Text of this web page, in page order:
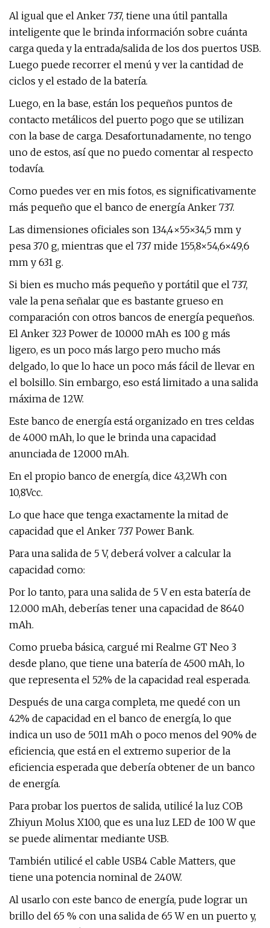
Al igual que el Anker 737, tiene una útil pantalla
inteligente que le brinda información sobre cuánta
carga queda y la entrada/salida de los dos puertos USB.
Luego puede recorrer el menú y ver la cantidad de
ciclos y el estado de la batería.
Luego, en la base, están los pequeños puntos de
contacto metálicos del puerto pogo que se utilizan
con la base de carga. Desafortunadamente, no tengo
uno de estos, así que no puedo comentar al respecto
todavía.
Como puedes ver en mis fotos, es significativamente
más pequeño que el banco de energía Anker 737.
Las dimensiones oficiales son 134,4×55×34,5 mm y
pesa 370 g, mientras que el 737 mide 155,8×54,6×49,6
mm y 631 g.
Si bien es mucho más pequeño y portátil que el 737,
vale la pena señalar que es bastante grueso en
comparación con otros bancos de energía pequeños.
El Anker 323 Power de 10.000 mAh es 100 g más
ligero, es un poco más largo pero mucho más
delgado, lo que lo hace un poco más fácil de llevar en
el bolsillo. Sin embargo, eso está limitado a una salida
máxima de 12W.
Este banco de energía está organizado en tres celdas
de 4000 mAh, lo que le brinda una capacidad
anunciada de 12000 mAh.
En el propio banco de energía, dice 43,2Wh con
10,8Vcc.
Lo que hace que tenga exactamente la mitad de
capacidad que el Anker 737 Power Bank.
Para una salida de 5 V, deberá volver a calcular la
capacidad como:
Por lo tanto, para una salida de 5 V en esta batería de
12.000 mAh, deberías tener una capacidad de 8640
mAh.
Como prueba básica, cargué mi Realme GT Neo 3
desde plano, que tiene una batería de 4500 mAh, lo
que representa el 52% de la capacidad real esperada.
Después de una carga completa, me quedé con un
42% de capacidad en el banco de energía, lo que
indica un uso de 5011 mAh o poco menos del 90% de
eficiencia, que está en el extremo superior de la
eficiencia esperada que debería obtener de un banco
de energía.
Para probar los puertos de salida, utilicé la luz COB
Zhiyun Molus X100, que es una luz LED de 100 W que
se puede alimentar mediante USB.
También utilicé el cable USB4 Cable Matters, que
tiene una potencia nominal de 240W.
Al usarlo con este banco de energía, pude lograr un
brillo del 65 % con una salida de 65 W en un puerto y,